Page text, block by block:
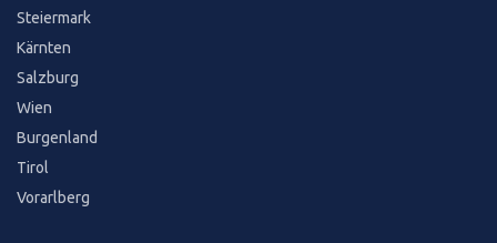
Steiermark
Kärnten
Salzburg
Wien
Burgenland
Tirol
Vorarlberg